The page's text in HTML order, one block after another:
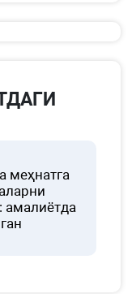
меҳнатга
амалиётда